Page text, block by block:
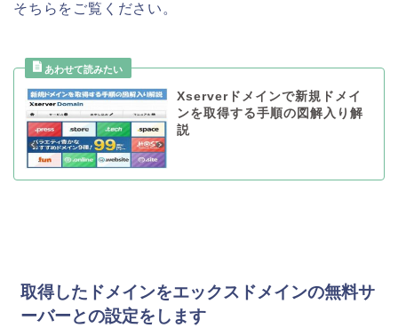
そちらをご覧ください。
Xserverドメインで新規ドメイ
ンを取得する手順の図解入り解
説
取得したドメインをエックスドメインの無料サ
ーバーとの設定をします